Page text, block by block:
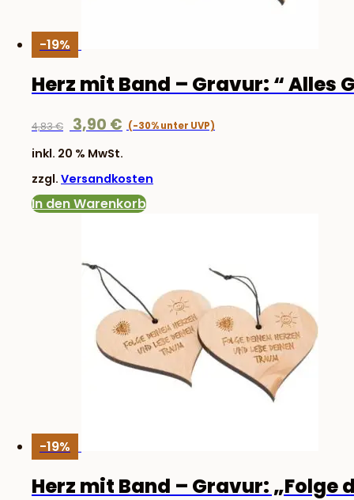
-19%
Herz mit Band – Gravur: “ Alles
4,83€
Ursprünglicher
war:
4,83 €
3,90€
inkl. 20 % MwSt.
zzgl. Versandkosten
In den Warenkorb
-19%
Herz mit Band – Gravur: „Folge